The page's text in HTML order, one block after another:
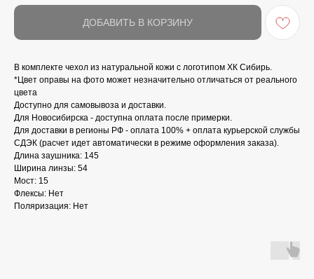
ДОБАВИТЬ В КОРЗИНУ
В комплекте чехол из натуральной кожи с логотипом ХК Сибирь.
*Цвет оправы на фото может незначительно отличаться от реального
цвета
Доступно для самовывоза и доставки.
Для Новосибирска - доступна оплата после примерки.
Для доставки в регионы РФ - оплата 100% + оплата курьерской службы
СДЭК (расчет идет автоматически в режиме оформления заказа).
Длина заушника: 145
Ширина линзы: 54
Мост: 15
Флексы: Нет
Поляризация: Нет